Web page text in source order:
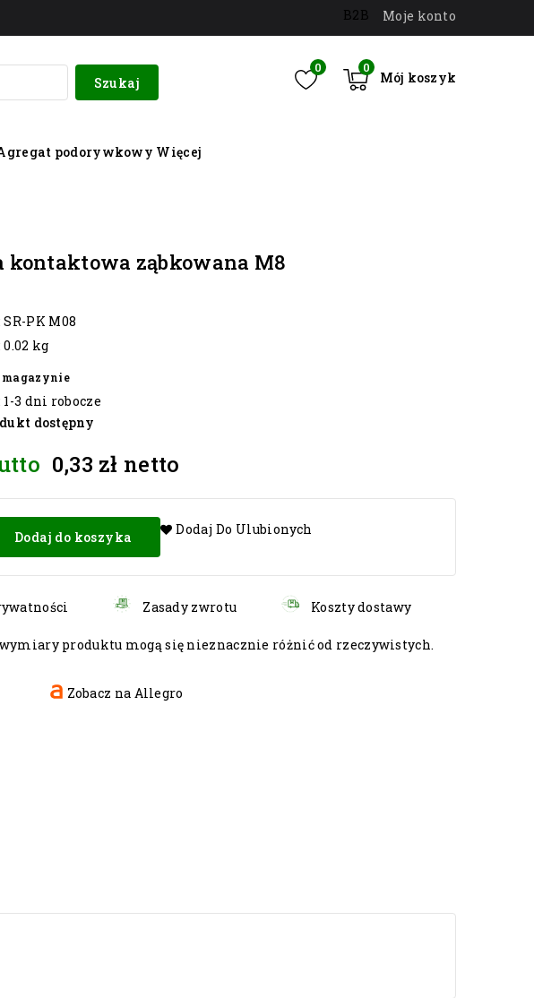
B2B Moje konto
0
Mój koszyk
0
Szukaj
podorywkowy Więcej
kontaktowa ząbkowana M8
SR-PK M08
0.02 kg
magazynie
1-3 dni robocze
dostępny
0,33 zł netto
Dodaj do koszyka Dodaj Do Ulubionych
Zasady zwrotu Koszty dostawy
wymiary produktu mogą się nieznacznie różnić od rzeczywistych.
Zobacz na Allegro